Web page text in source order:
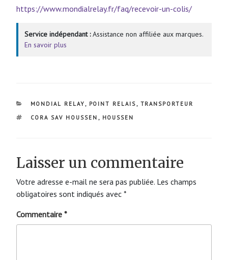
https://www.mondialrelay.fr/faq/recevoir-un-colis/
Service indépendant :Assistance non affiliée aux marques.
En savoir plus
CATÉGORIES
MONDIAL RELAY , POINT RELAIS , TRANSPORTEUR
ÉTIQUETTES
CORA SAV HOUSSEN , HOUSSEN
Laisser un commentaire
Votre adresse e-mail ne sera pas publiée. Les champs
obligatoires sont indiqués avec *
Commentaire *